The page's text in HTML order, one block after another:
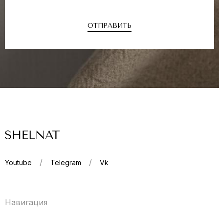
ОТПРАВИТЬ
Youtube Telegram Vk
Навигация